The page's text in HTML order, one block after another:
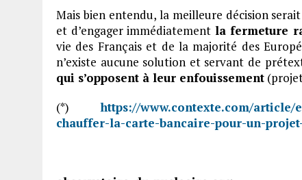
Mais bien entendu, la meilleure décision serait
et d’engager immédiatement la fermeture
vie des Français et de la majorité des
n’existe aucune solution et servant de
qui s’opposent à leur enfouissement
(*)https://www.contexte.com/
chauffer-la-carte-bancaire-pour-un-